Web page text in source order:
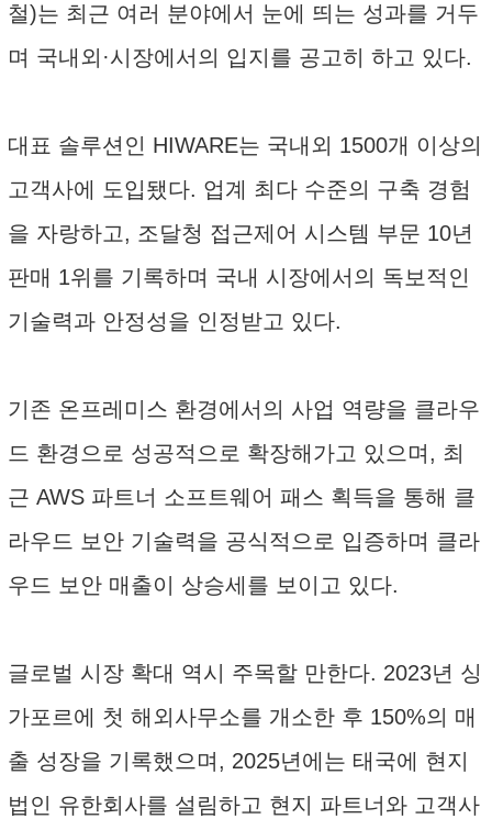
철)는 최근 여러 분야에서 눈에 띄는 성과를 거두
며 국내외·시장에서의 입지를 공고히 하고 있다.
대표 솔루션인 HIWARE는 국내외 1500개 이상의
고객사에 도입됐다. 업계 최다 수준의 구축 경험
을 자랑하고, 조달청 접근제어 시스템 부문 10년
판매 1위를 기록하며 국내 시장에서의 독보적인
기술력과 안정성을 인정받고 있다.
기존 온프레미스 환경에서의 사업 역량을 클라우
드 환경으로 성공적으로 확장해가고 있으며, 최
근 AWS 파트너 소프트웨어 패스 획득을 통해 클
라우드 보안 기술력을 공식적으로 입증하며 클라
우드 보안 매출이 상승세를 보이고 있다.
글로벌 시장 확대 역시 주목할 만한다. 2023년 싱
가포르에 첫 해외사무소를 개소한 후 150%의 매
출 성장을 기록했으며, 2025년에는 태국에 현지
법인 유한회사를 설림하고 현지 파트너와 고객사